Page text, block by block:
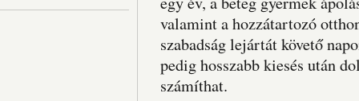
valamint a hozzátartozó
szabadság lejártát követő
pedig hosszabb kiesés után
számíthat.